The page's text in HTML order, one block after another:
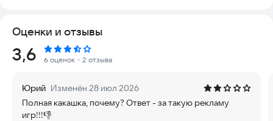
есть продвинутый эквалайзер для настройки звука под ваши
предпочтения, встроенные тексты песен и современный,
стильный интерфейс.
Оценки и отзывы
Рейтинг:
3,6 6 оценок ・2 отзыва
Юрий Изменён 28 июл 2026
Полная какашка, почему? Ответ - за такую рекламу
игр!!!👎